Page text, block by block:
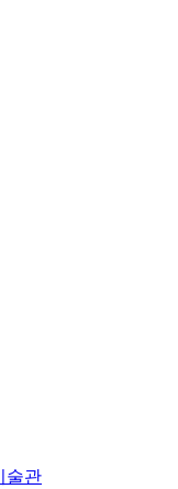
술관